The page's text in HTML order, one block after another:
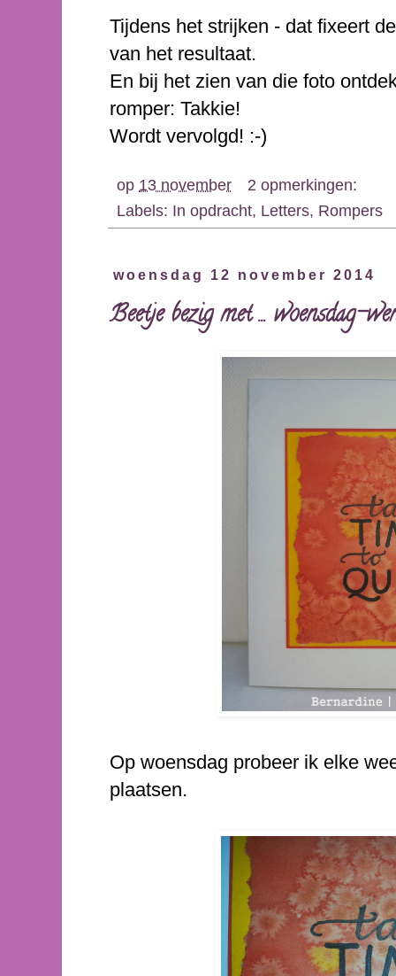
Tijdens het strijken - dat fixeert
van het resultaat.
En bij het zien van die foto
romper: Takkie!
Wordt vervolgd! :-)
op 13 november
2 opmerkingen:
Labels: In opdracht, Letters, Rompers
woensdag 12 november 2014
Beetje bezig met ... woensdag-
Op woensdag probeer ik elke
plaatsen.